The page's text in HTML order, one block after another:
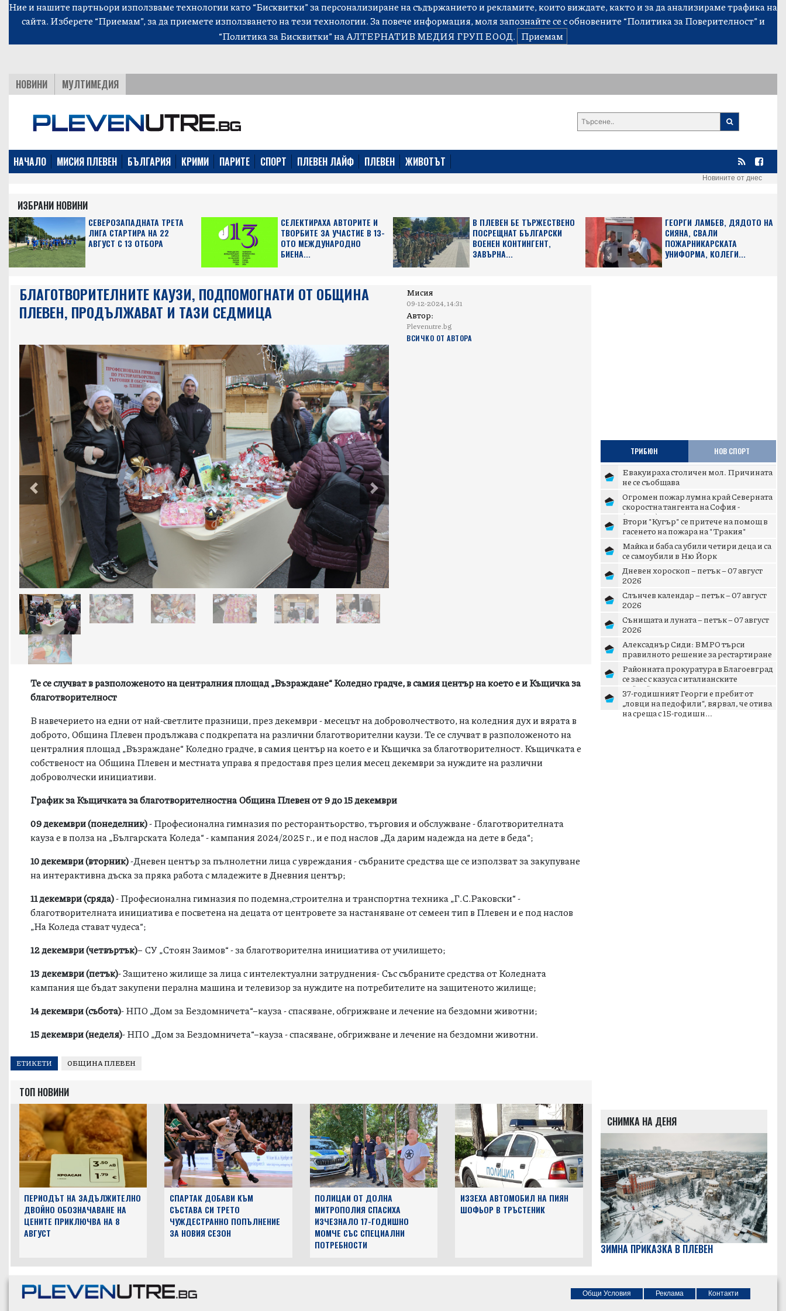
Ние и нашите партньори използваме технологии като “Бисквитки” за персонализиране на съдържанието и рекламите, които виждате, както и за да анализираме трафика на
сайта. Изберете “Приемам”, за да приемете използването на тези технологии. За повече информация, моля запознайте се с обновените“Политика за Поверителност”и
“Политика за Бисквитки”на АЛТЕРНАТИВ МЕДИЯ ГРУП ЕООД. Приемам
НОВИНИ МУЛТИМЕДИЯ
НАЧАЛО МИСИЯ ПЛЕВЕН БЪЛГАРИЯ КРИМИ ПАРИТЕ СПОРТ ПЛЕВЕН ЛАЙФ ПЛЕВЕН ЖИВОТЪТ
Новините от днес
ИЗБРАНИ НОВИНИ
СЕВЕРОЗАПАДНАТА ТРЕТА
ЛИГА СТАРТИРА НА 22
АВГУСТ С 13 ОТБОРА
СЕЛЕКТИРАХА АВТОРИТЕ И
ТВОРБИТЕ ЗА УЧАСТИЕ В 13-
ОТО МЕЖДУНАРОДНО
БИЕНА...
В ПЛЕВЕН БЕ ТЪРЖЕСТВЕНО
ПОСРЕЩНАТ БЪЛГАРСКИ
ВОЕНЕН КОНТИНГЕНТ,
ЗАВЪРНА...
ГЕОРГИ ЛАМБЕВ, ДЯДОТО НА
СИЯНА, СВАЛИ
ПОЖАРНИКАРСКАТА
УНИФОРМА, КОЛЕГИ...
БЛАГОТВОРИТЕЛНИТЕ КАУЗИ, ПОДПОМОГНАТИ ОТ ОБЩИНА
ПЛЕВЕН, ПРОДЪЛЖАВАТ И ТАЗИ СЕДМИЦА
Previous Next
Мисия
09-12-2024, 14:31
Автор:
Plevenutre.bg
ВСИЧКО ОТ АВТОРА
Те се случват в разположеното на централния площад „Възраждане“ Коледно градче, в самия център на което е и Къщичка за
благотворителност
В навечерието на едни от най-светлите празници, през декември - месецът на доброволчеството, на коледния дух и вярата в
доброто, Община Плевен продължава с подкрепата на различни благотворителни каузи. Те се случват в разположеното на
централния площад „Възраждане“ Коледно градче, в самия център на което е и Къщичка за благотворителност. Къщичката е
собственост на Община Плевен и местната управа я предоставя през целия месец декември за нуждите на различни
доброволчески инициативи.
График за Къщичката за благотворителностна Община Плевен от 9 до 15 декември
09 декември(понеделник)- Професионална гимназия по ресторантьорство, търговия и обслужване - благотворителната
кауза е в полза на „Българската Коледа“ - кампания 2024/2025 г., и е под наслов „Да дарим надежда на дете в беда“;
10 декември(вторник)-Дневен център за пълнолетни лица с увреждания - събраните средства ще се използват за закупуване
на интерактивна дъска за пряка работа с младежите в Дневния център;
11 декември(сряда)- Професионална гимназия по подемна,строителна и транспортна техника „Г.С.Раковски“ -
благотворителната инициатива е посветена на децата от центровете за настаняване от семеен тип в Плевен и е под наслов
„На Коледа стават чудеса“;
12 декември(четвъртък)– СУ „Стоян Заимов“ - за благотворителна инициатива от училището;
13 декември(петък)- Защитено жилище за лица с интелектуални затруднения- Със събраните средства от Коледната
кампания ще бъдат закупени перална машина и телевизор за нуждите на потребителите на защитеното жилище;
14 декември(събота)- НПО „Дом за Бездомничета“–кауза - спасяване, обгрижване и лечение на бездомни животни;
15 декември(неделя)- НПО „Дом за Бездомничета“–кауза - спасяване, обгрижване и лечение на бездомни животни.
ЕТИКЕТИ ОБЩИНА ПЛЕВЕН
ТОП НОВИНИ
ПЕРИОДЪТ НА ЗАДЪЛЖИТЕЛНО
ДВОЙНО ОБОЗНАЧАВАНЕ НА
ЦЕНИТЕ ПРИКЛЮЧВА НА 8
АВГУСТ
СПАРТАК ДОБАВИ КЪМ
СЪСТАВА СИ ТРЕТО
ЧУЖДЕСТРАННО ПОПЪЛНЕНИЕ
ЗА НОВИЯ СЕЗОН
ПОЛИЦАИ ОТ ДОЛНА
МИТРОПОЛИЯ СПАСИХА
ИЗЧЕЗНАЛО 17-ГОДИШНО
МОМЧЕ СЪС СПЕЦИАЛНИ
ПОТРЕБНОСТИ
ИЗЗЕХА АВТОМОБИЛ НА ПИЯН
ШОФЬОР В ТРЪСТЕНИК
ТРИБЮН НОВ СПОРТ
Евакуираха столичен мол. Причината
не се съобщава
Огромен пожар лумна край Северната
скоростна тангента на София -
(ВИДЕО)
Втори "Кугър" се притече на помощ в
гасенето на пожара на "Тракия"
Майка и баба са убили четири деца и са
се самоубили в Ню Йорк
Дневен хороскоп – петък – 07 август
2026
Слънчев календар – петък – 07 август
2026
Сънищата и луната – петък – 07 август
2026
Алексаднър Сиди: ВМРО търси
правилното решение за рестартиране
на патриотичното пространст...
Районната прокуратура в Благоевград
се заес с казуса с италианските
тийнейджъри в Банско
37-годишният Георги е пребит от
„ловци на педофили“, вярвал, че отива
на среща с 15-годишн...
СНИМКА НА ДЕНЯ
ЗИМНА ПРИКАЗКА В ПЛЕВЕН
Общи Условия Реклама Контакти